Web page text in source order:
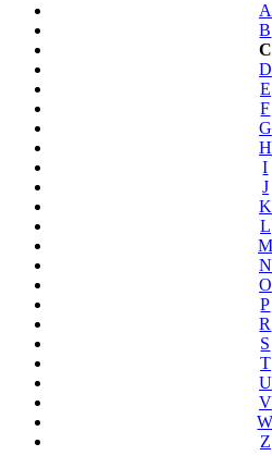
A
B
C
D
E
F
G
H
I
J
K
L
M
N
O
P
R
S
T
U
V
W
Z